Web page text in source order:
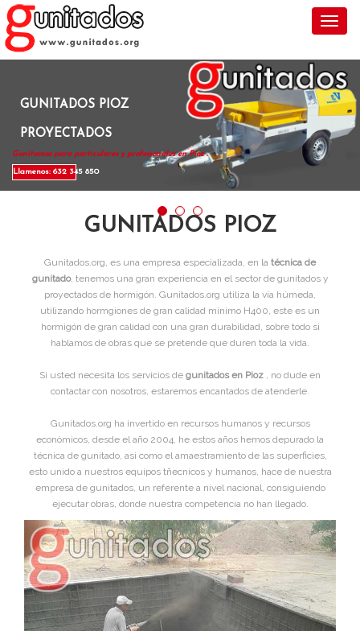
GUNITADOS PIOZ
PROYECTADOS
Gunitamos para particulares y profesionales en Pioz .
Llamenos: 632 345 850
GUNITADOS PIOZ
Gunitados.org, es una empresa especializada, en la técnica de
gunitado, tenemos una gran experiencia en el sector de gunitados y
proyectados de hormigón. Gunitados.org utiliza la vía húmeda,
utilizando hormgiones de gran calidad mínimo H400, este es un
hormigón de gran calidad con una gran durabilidad, sobre todo si
hablamos de obras que se pretende que duren toda la vida.
Si usted necesita los servicios de gunitados en Pioz , no dude en
contactar con nosotros, estaremos encantados de atenderle.
Gunitados.org ha invertido en recursos humanos y recursos
económicos, desde el año 2004, he estos años hemos depurado la
técnica de gunitado, asi como el amaestramiento de las superficies,
esto unido a nuestros equipos tñecnicos y humanos, hace de nuestra
empresa de gunitados, un referente a nivel nacional, consiguiendo
ejecutar obras, donde nuestra competencia no han llegado.